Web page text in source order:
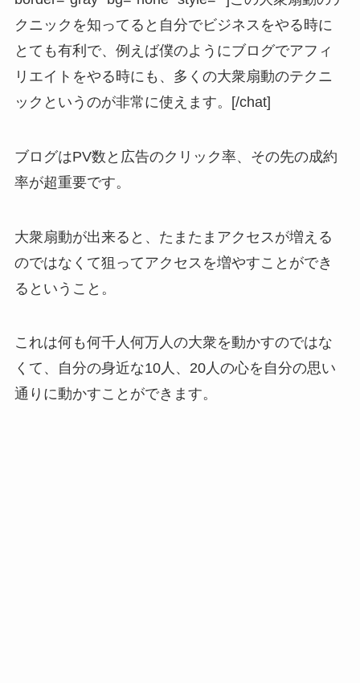
クニックを知ってると自分でビジネスをやる時に
とても有利で、例えば僕のようにブログでアフィ
リエイトをやる時にも、多くの大衆扇動のテクニ
ックというのが非常に使えます。[/chat]
ブログはPV数と広告のクリック率、その先の成約
率が超重要です。
大衆扇動が出来ると、たまたまアクセスが増える
のではなくて狙ってアクセスを増やすことができ
るということ。
これは何も何千人何万人の大衆を動かすのではな
くて、自分の身近な10人、20人の心を自分の思い
通りに動かすことができます。